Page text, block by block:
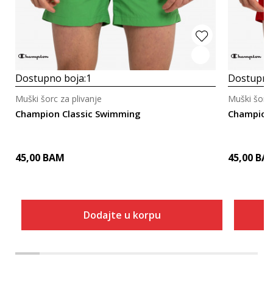
Dostupno boja:1
Champion Classic Swimming
Muški šorc za plivanje
45,00 BAM
Dodajte u korpu
Muški
45,00